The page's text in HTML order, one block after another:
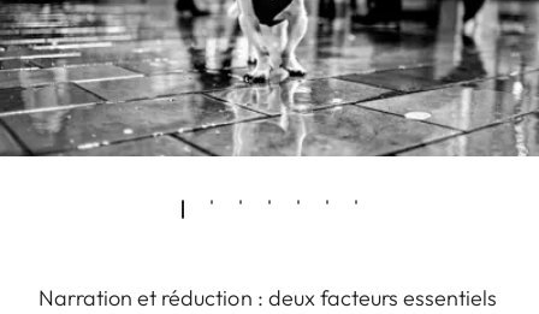
Narration et réduction : deux facteurs essentiels